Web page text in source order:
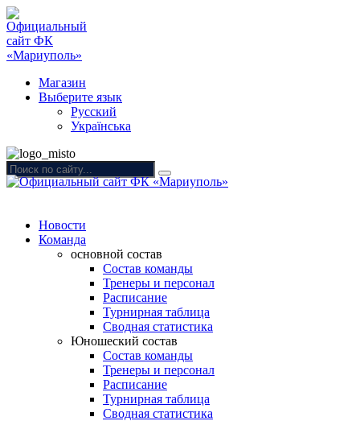
Магазин
Выберите язык
Русский
Українська
Новости
Команда
основной состав
Состав команды
Тренеры и персонал
Расписание
Турнирная таблица
Сводная статистика
Юношеский состав
Состав команды
Тренеры и персонал
Расписание
Турнирная таблица
Сводная статистика